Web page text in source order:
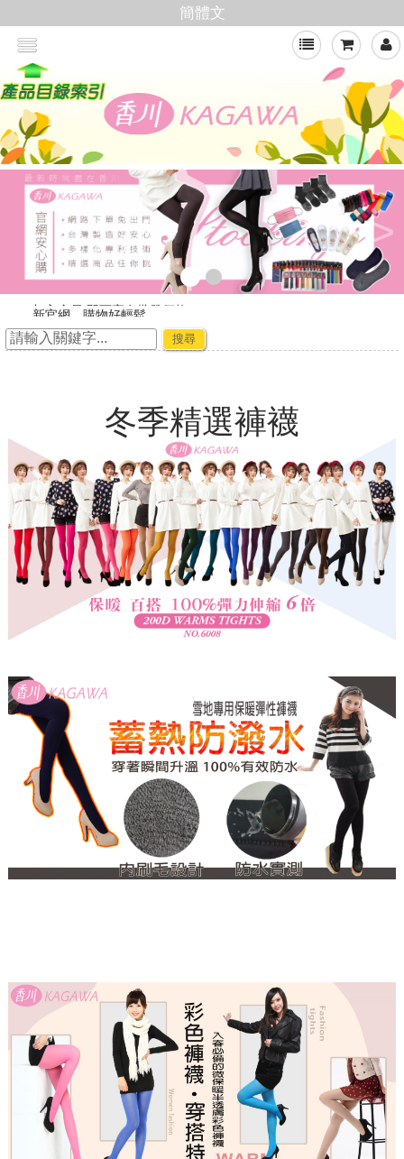
簡體文
>
新官網，購物好輕鬆
☆ ★~廠商合作-專利技術~☆ ★
★★年節出貨公告★★
搜尋
冬季精選褲襪